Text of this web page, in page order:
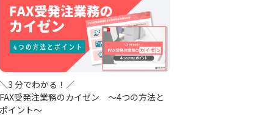
＼3 分でわかる！／
FAX受発注業務のカイゼン ～4つの方法と
ポイント～